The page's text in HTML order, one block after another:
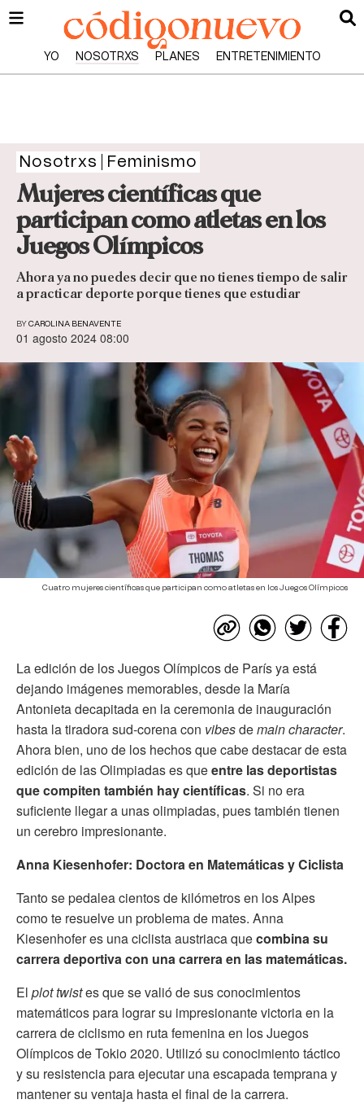
YO NOSOTRXS PLANES ENTRETENIMIENTO
Nosotrxs Feminismo
Mujeres científicas que
participan como atletas en los
Juegos Olímpicos
Ahora ya no puedes decir que no tienes tiempo de salir
a practicar deporte porque tienes que estudiar
BY CAROLINA BENAVENTE
01 agosto 2024 08:00
Cuatro mujeres científicas que participan como atletas en los Juegos Olímpicos
La edición de los Juegos Olímpicos de París ya está
dejando imágenes memorables, desde la María
Antonieta decapitada en la ceremonia de inauguración
hasta la tiradora sud-corena con vibesdemain character.
Ahora bien, uno de los hechos que cabe destacar de esta
edición de las Olimpiadas es queentre las deportistas
que compiten también hay científicas. Si no era
suficiente llegar a unas olimpiadas, pues también tienen
un cerebro impresionante.
Anna Kiesenhofer: Doctora en Matemáticas y Ciclista
Tanto se pedalea cientos de kilómetros en los Alpes
como te resuelve un problema de mates. Anna
Kiesenhofer es una ciclista austriaca quecombina su
carrera deportiva con una carrera en las matemáticas.
El plot twistes que se valió de sus conocimientos
matemáticos para lograr su impresionante victoria en la
carrera de ciclismo en ruta femenina en los Juegos
Olímpicos de Tokio 2020. Utilizó su conocimiento táctico
y su resistencia para ejecutar una escapada temprana y
mantener su ventaja hasta el final de la carrera.